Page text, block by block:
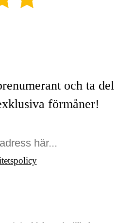
och ta del
förmåner!